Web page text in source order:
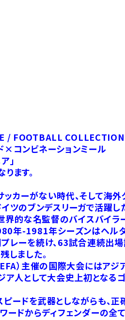
/ FOOTBALL COLLECTION
×コンビネーションミール
」
ます。
カーがない時代、そして海
ツのブンデスリーガで活躍し
的な名監督のバイスバイラ
年-1981年シーズンはヘル
レーを続け、63試合連続出
しました。
）主催の国際大会にはア
ア人として大会史上初となる
ードを武器としながらも、
ードからディフェンダーの